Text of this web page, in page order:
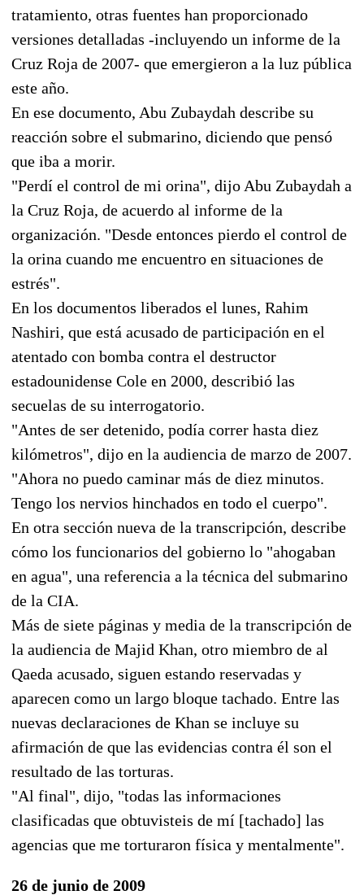
tratamiento, otras fuentes han proporcionado
versiones detalladas -incluyendo un informe de la
Cruz Roja de 2007- que emergieron a la luz pública
este año.
En ese documento, Abu Zubaydah describe su
reacción sobre el submarino, diciendo que pensó
que iba a morir.
"Perdí el control de mi orina", dijo Abu Zubaydah a
la Cruz Roja, de acuerdo al informe de la
organización. "Desde entonces pierdo el control de
la orina cuando me encuentro en situaciones de
estrés".
En los documentos liberados el lunes, Rahim
Nashiri, que está acusado de participación en el
atentado con bomba contra el destructor
estadounidense Cole en 2000, describió las
secuelas de su interrogatorio.
"Antes de ser detenido, podía correr hasta diez
kilómetros", dijo en la audiencia de marzo de 2007.
"Ahora no puedo caminar más de diez minutos.
Tengo los nervios hinchados en todo el cuerpo".
En otra sección nueva de la transcripción, describe
cómo los funcionarios del gobierno lo "ahogaban
en agua", una referencia a la técnica del submarino
de la CIA.
Más de siete páginas y media de la transcripción de
la audiencia de Majid Khan, otro miembro de al
Qaeda acusado, siguen estando reservadas y
aparecen como un largo bloque tachado. Entre las
nuevas declaraciones de Khan se incluye su
afirmación de que las evidencias contra él son el
resultado de las torturas.
"Al final", dijo, "todas las informaciones
clasificadas que obtuvisteis de mí [tachado] las
agencias que me torturaron física y mentalmente".
26 de junio de 2009